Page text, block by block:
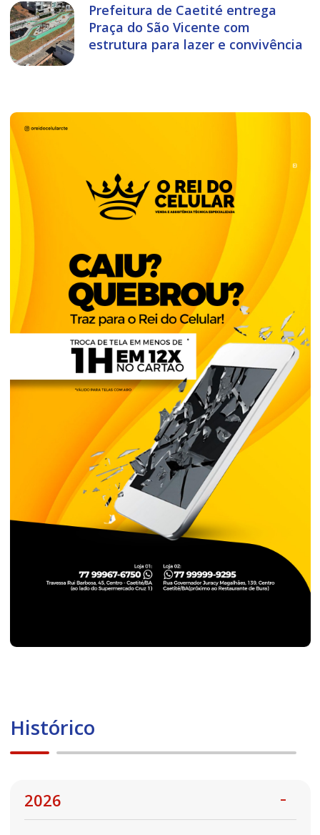
Prefeitura de Caetité entrega
Praça do São Vicente com
estrutura para lazer e convivência
Histórico
2026